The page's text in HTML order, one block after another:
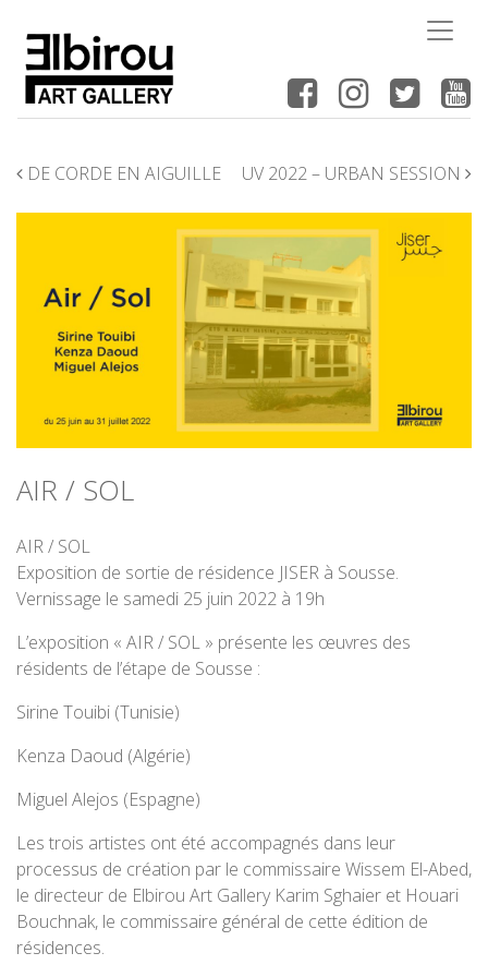
NAVIGATION
DE CORDE EN AIGUILLE UV 2022 – URBAN SESSION
AIR / SOL
AIR / SOL
Exposition de sortie de résidence JISER à Sousse.
Vernissage le samedi 25 juin 2022 à 19h
L’exposition « AIR / SOL » présente les œuvres des
résidents de l’étape de Sousse :
Sirine Touibi (Tunisie)
Kenza Daoud (Algérie)
Miguel Alejos (Espagne)
Les trois artistes ont été accompagnés dans leur
processus de création par le commissaire Wissem El-Abed,
le directeur de Elbirou Art Gallery Karim Sghaier et Houari
Bouchnak, le commissaire général de cette édition de
résidences.